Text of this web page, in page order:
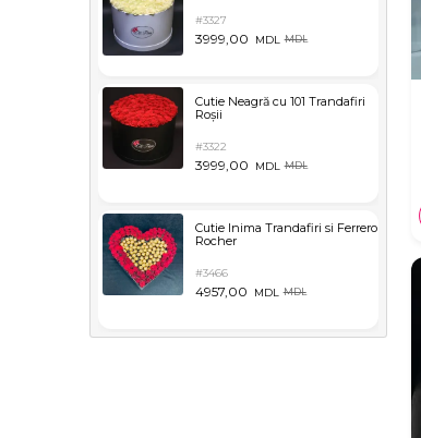
#3327
3999,00 MDL MDL
Cutie Neagră cu 101 Trandafiri
Roșii
#3322
3999,00 MDL MDL
Cutie Inima Trandafiri si Ferrero
Rocher
#3466
4957,00 MDL MDL